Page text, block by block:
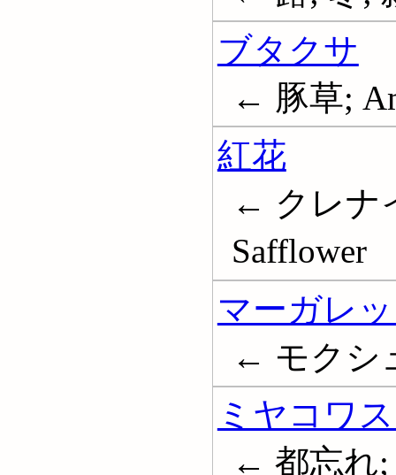
ブタクサ
← 豚草;
紅花
← クレナ
Safflower
マーガレ
← モクシ
ミヤコワ
← 都忘れ;